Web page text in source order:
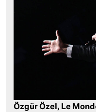
Özgür Özel, Le